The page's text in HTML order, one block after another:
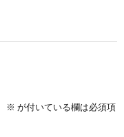
※ が付いている欄は必須項